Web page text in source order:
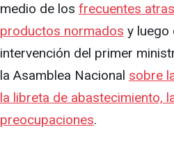
medio de los frecuentes
productos normados y luego
intervención del primer
la Asamblea Nacional sobre
la libreta de abastecimiento,
preocupaciones.